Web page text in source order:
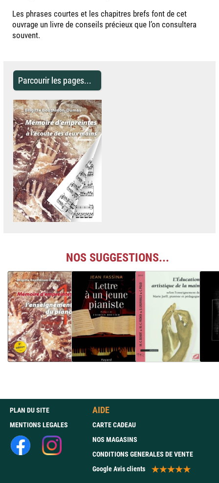
Les phrases courtes et les chapitres brefs font de cet
ouvrage un livre de conseils précieux que l’on consultera
souvent.
Parcourir les pages...
NOS SUGGESTIONS...
PLAN DU SITE
MENTIONS LEGALES
AIDE
CARTE CADEAU
NOS MAGASINS
CONDITIONS GENERALES DE VENTE
Google Avis clients